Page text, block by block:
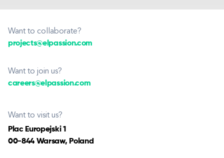
Want to collaborate?
projects@elpassion.com
Want to join us?
careers@elpassion.com
Want to visit us?
Plac Europejski 1
00-844 Warsaw, Poland